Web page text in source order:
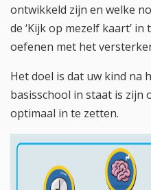
ontwikkeld zijn en welke
de ‘Kijk op mezelf kaart’
oefenen met het
Het doel is dat uw kind na
basisschool in staat is zijn
optimaal in te zetten.